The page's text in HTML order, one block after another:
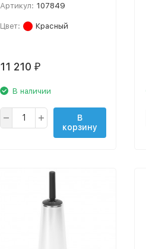
Артикул: 107849
Цвет: Красный
11 210 ₽
В наличии
В
корзину